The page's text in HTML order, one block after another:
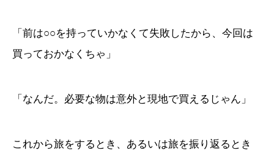
「前は○○を持っていかなくて失敗したから、今回は
買っておかなくちゃ」
「なんだ。必要な物は意外と現地で買えるじゃん」
これから旅をするとき、あるいは旅を振り返るとき